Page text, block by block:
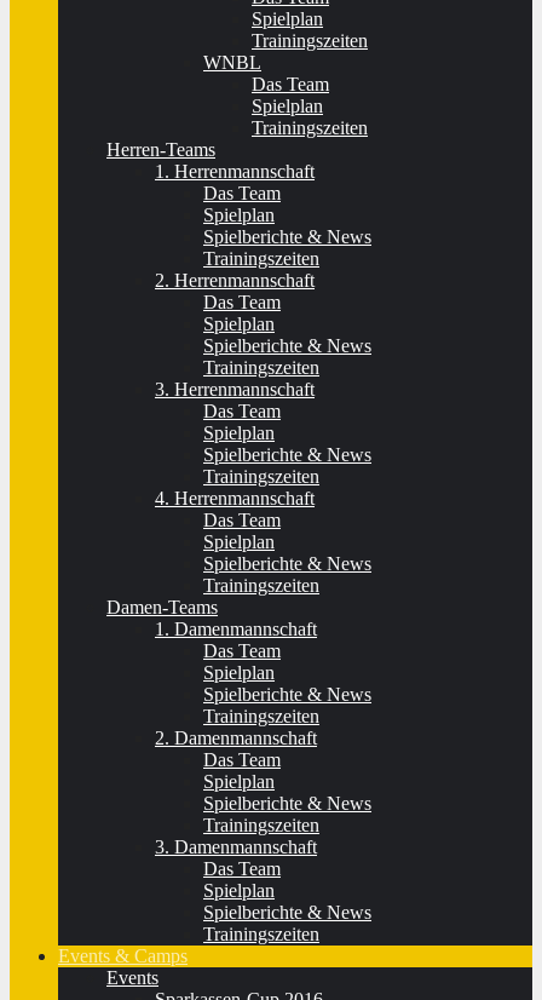
Spielplan
Trainingszeiten
WNBL
Das Team
Spielplan
Trainingszeiten
Herren-Teams
1. Herrenmannschaft
Das Team
Spielplan
Spielberichte & News
Trainingszeiten
2. Herrenmannschaft
Das Team
Spielplan
Spielberichte & News
Trainingszeiten
3. Herrenmannschaft
Das Team
Spielplan
Spielberichte & News
Trainingszeiten
4. Herrenmannschaft
Das Team
Spielplan
Spielberichte & News
Trainingszeiten
Damen-Teams
1. Damenmannschaft
Das Team
Spielplan
Spielberichte & News
Trainingszeiten
2. Damenmannschaft
Das Team
Spielplan
Spielberichte & News
Trainingszeiten
3. Damenmannschaft
Das Team
Spielplan
Spielberichte & News
Trainingszeiten
Events & Camps
Events